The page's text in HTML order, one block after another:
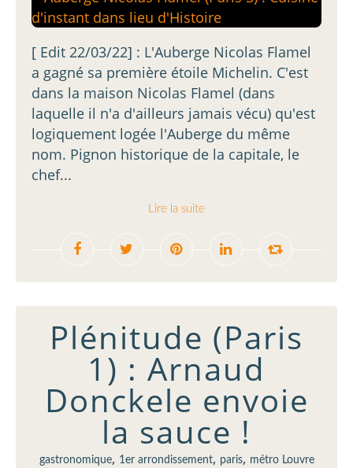
[ Edit 22/03/22] : L'Auberge Nicolas Flamel
a gagné sa première étoile Michelin. C'est
dans la maison Nicolas Flamel (dans
laquelle il n'a d'ailleurs jamais vécu) qu'est
logiquement logée l'Auberge du même
nom. Pignon historique de la capitale, le
chef...
Lire la suite
Plénitude (Paris
1) : Arnaud
Donckele envoie
la sauce !
gastronomique, 1er arrondissement, paris, métro Louvre